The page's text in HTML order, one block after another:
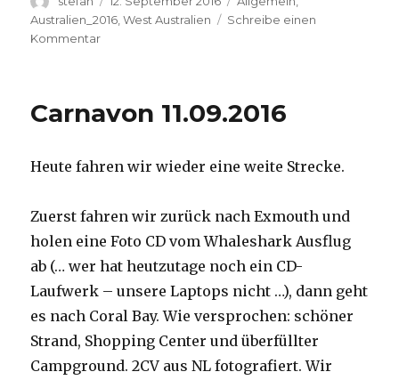
am
Australien_2016 ,West Australien
Schreibe einen
Kommentarzu
Carnavon 11.09.2016
Heute fahren wir wieder eine weite Strecke.
Zuerst fahren wir zurück nach Exmouth und
holen eine Foto CD vom Whaleshark Ausflug
ab (… wer hat heutzutage noch ein CD-
Laufwerk – unsere Laptops nicht …), dann geht
es nach Coral Bay. Wie versprochen: schöner
Strand, Shopping Center und überfüllter
Campground.2CV aus NL fotografiert. Wir